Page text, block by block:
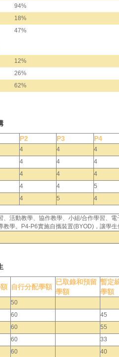
94%
18%
47%
12%
26%
62%
P2 P3 P4
4 4 4
4 4 4
4 4 4
4 4 5
4 5 4
、活動教學、協作教學、小組/合作學習、電
教學。P4-P6實施自攜裝置(BYOD)，讓學生
自行分配學額
已取錄和預留
學額
暫定
學額
50
60 45
60 55
60 33
60 40